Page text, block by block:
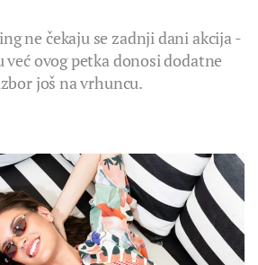
ne čekaju se zadnji dani akcija -
ovog petka donosi dodatne
još na vrhuncu.